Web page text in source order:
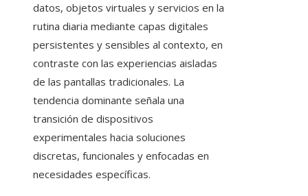
datos, objetos virtuales y servicios en la
rutina diaria mediante capas digitales
persistentes y sensibles al contexto, en
contraste con las experiencias aisladas
de las pantallas tradicionales. La
tendencia dominante señala una
transición de dispositivos
experimentales hacia soluciones
discretas, funcionales y enfocadas en
necesidades específicas.